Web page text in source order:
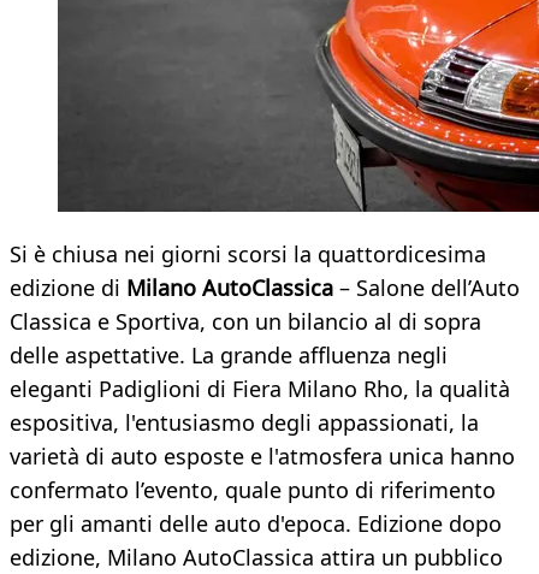
Si è chiusa nei giorni scorsi la quattordicesima
edizione di Milano AutoClassica – Salone dell’Auto
Classica e Sportiva, con un bilancio al di sopra
delle aspettative. La grande affluenza negli
eleganti Padiglioni di Fiera Milano Rho, la qualità
espositiva, l'entusiasmo degli appassionati, la
varietà di auto esposte e l'atmosfera unica hanno
confermato l’evento, quale punto di riferimento
per gli amanti delle auto d'epoca. Edizione dopo
edizione, Milano AutoClassica attira un pubblico